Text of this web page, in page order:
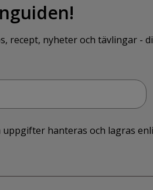
recept, nyheter och tävlingar -
hanteras och lagras